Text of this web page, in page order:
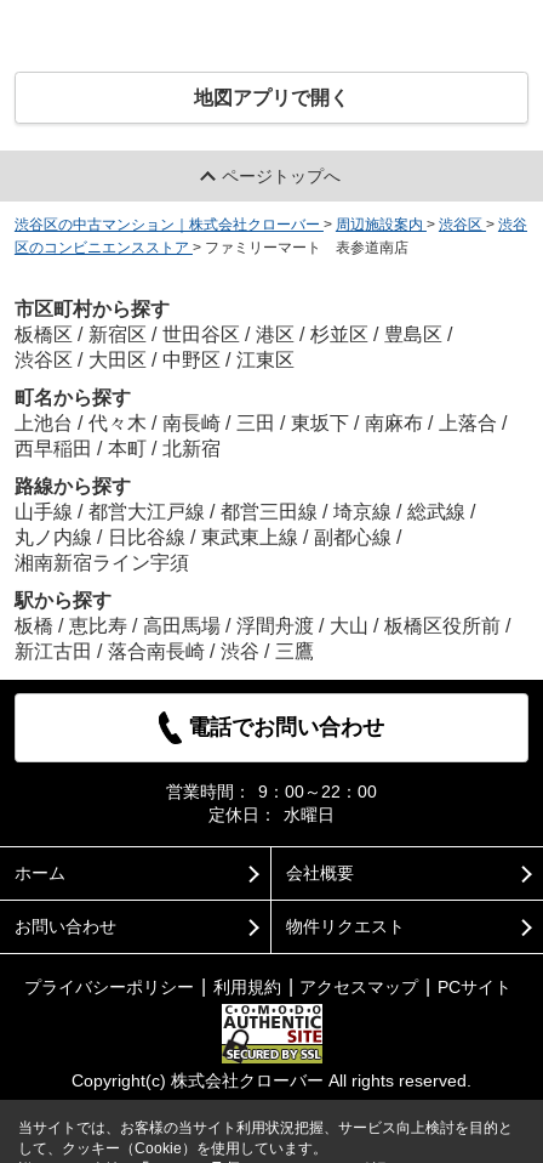
地図アプリで開く
ページトップへ
渋谷区の中古マンション｜株式会社クローバー > 周辺施設案内 > 渋谷区 > 渋谷
区のコンビニエンスストア > ファミリーマート 表参道南店
市区町村から探す
板橋区 / 新宿区 / 世田谷区 / 港区 / 杉並区 / 豊島区 /
渋谷区 / 大田区 / 中野区 / 江東区
町名から探す
上池台 / 代々木 / 南長崎 / 三田 / 東坂下 / 南麻布 / 上落合 /
西早稲田 / 本町 / 北新宿
路線から探す
山手線 / 都営大江戸線 / 都営三田線 / 埼京線 / 総武線 /
丸ノ内線 / 日比谷線 / 東武東上線 / 副都心線 /
湘南新宿ライン宇須
駅から探す
板橋 / 恵比寿 / 高田馬場 / 浮間舟渡 / 大山 / 板橋区役所前 /
新江古田 / 落合南長崎 / 渋谷 / 三鷹
電話でお問い合わせ
営業時間：
9：00～22：00
定休日：
水曜日
ホーム 会社概要
お問い合わせ 物件リクエスト
プライバシーポリシー 利用規約 アクセスマップ PCサイト
Copyright(c) 株式会社クローバー All rights reserved.
当サイトでは、お客様の当サイト利用状況把握、サービス向上検討を目的と
して、クッキー（Cookie）を使用しています。